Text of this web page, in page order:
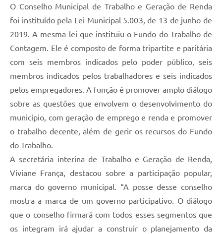
O Conselho Municipal de Trabalho e Geração de Renda
foi instituído pela Lei Municipal 5.003, de 13 de junho de
2019. A mesma lei que instituiu o Fundo do Trabalho de
Contagem. Ele é composto de forma tripartite e paritária
com seis membros indicados pelo poder público, seis
membros indicados pelos trabalhadores e seis indicados
pelos empregadores. A função é promover amplo diálogo
sobre as questões que envolvem o desenvolvimento do
município, com geração de emprego e renda e promover
o trabalho decente, além de gerir os recursos do Fundo
do Trabalho.
A secretária interina de Trabalho e Geração de Renda,
Viviane França, destacou sobre a participação popular,
marca do governo municipal. “A posse desse conselho
mostra a marca de um governo participativo. O diálogo
que o conselho firmará com todos esses segmentos que
os integram irá ajudar a construir o planejamento da